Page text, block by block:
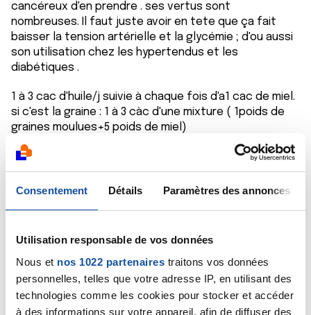
Consentement Détails Paramètres des annonces
Utilisation responsable de vos données
Nous et nos 1022 partenaires traitons vos données
personnelles, telles que votre adresse IP, en utilisant des
technologies comme les cookies pour stocker et accéder
à des informations sur votre appareil, afin de diffuser des
cancéreux d'en prendre . ses vertus sont
nombreuses. Il faut juste avoir en tete que ça fait
baisser la tension artérielle et la glycémie ; d'ou aussi
son utilisation chez les hypertendus et les
diabétiques .
1 à 3 cac d'huile/j suivie à chaque fois d'a1 cac de miel.
si c'est la graine : 1 à 3 càc d'une mixture ( 1poids de
graines moulues+5 poids de miel)
pour les diabétiques , il suffit de prendre 1g de
graines brutes à macher et avaler matin et soir.
Citer
max19